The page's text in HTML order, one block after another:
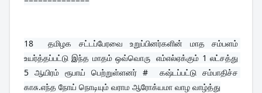
18 தமிழக சட்டப்பேரவை உறுப்பினர்களின் மாத சம்பளம்
உயர்த்தப்பட்டு இந்த மாதம் ஒவ்வொரு  எம்எல்ஏக்கும் 1 லட்சத்து
5 ஆயிரம் ரூபாய் பெற்றுள்ளனர் #  கஷ்டப்பட்டு சம்பாதிச்ச
காசு.எந்த நோய் நொடியும் வராம ஆரோக்யமா வாழ வாழ்த்து